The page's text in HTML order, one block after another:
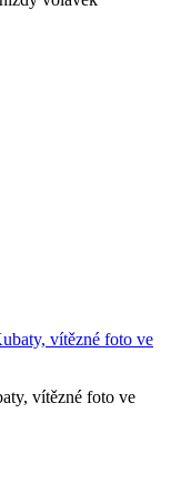
vítězné foto ve